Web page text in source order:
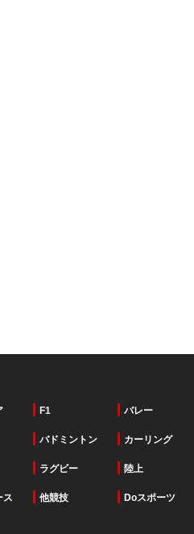
F1 バレー
バドミントン カーリング
ラグビー 陸上
ス 他競技 Doスポーツ